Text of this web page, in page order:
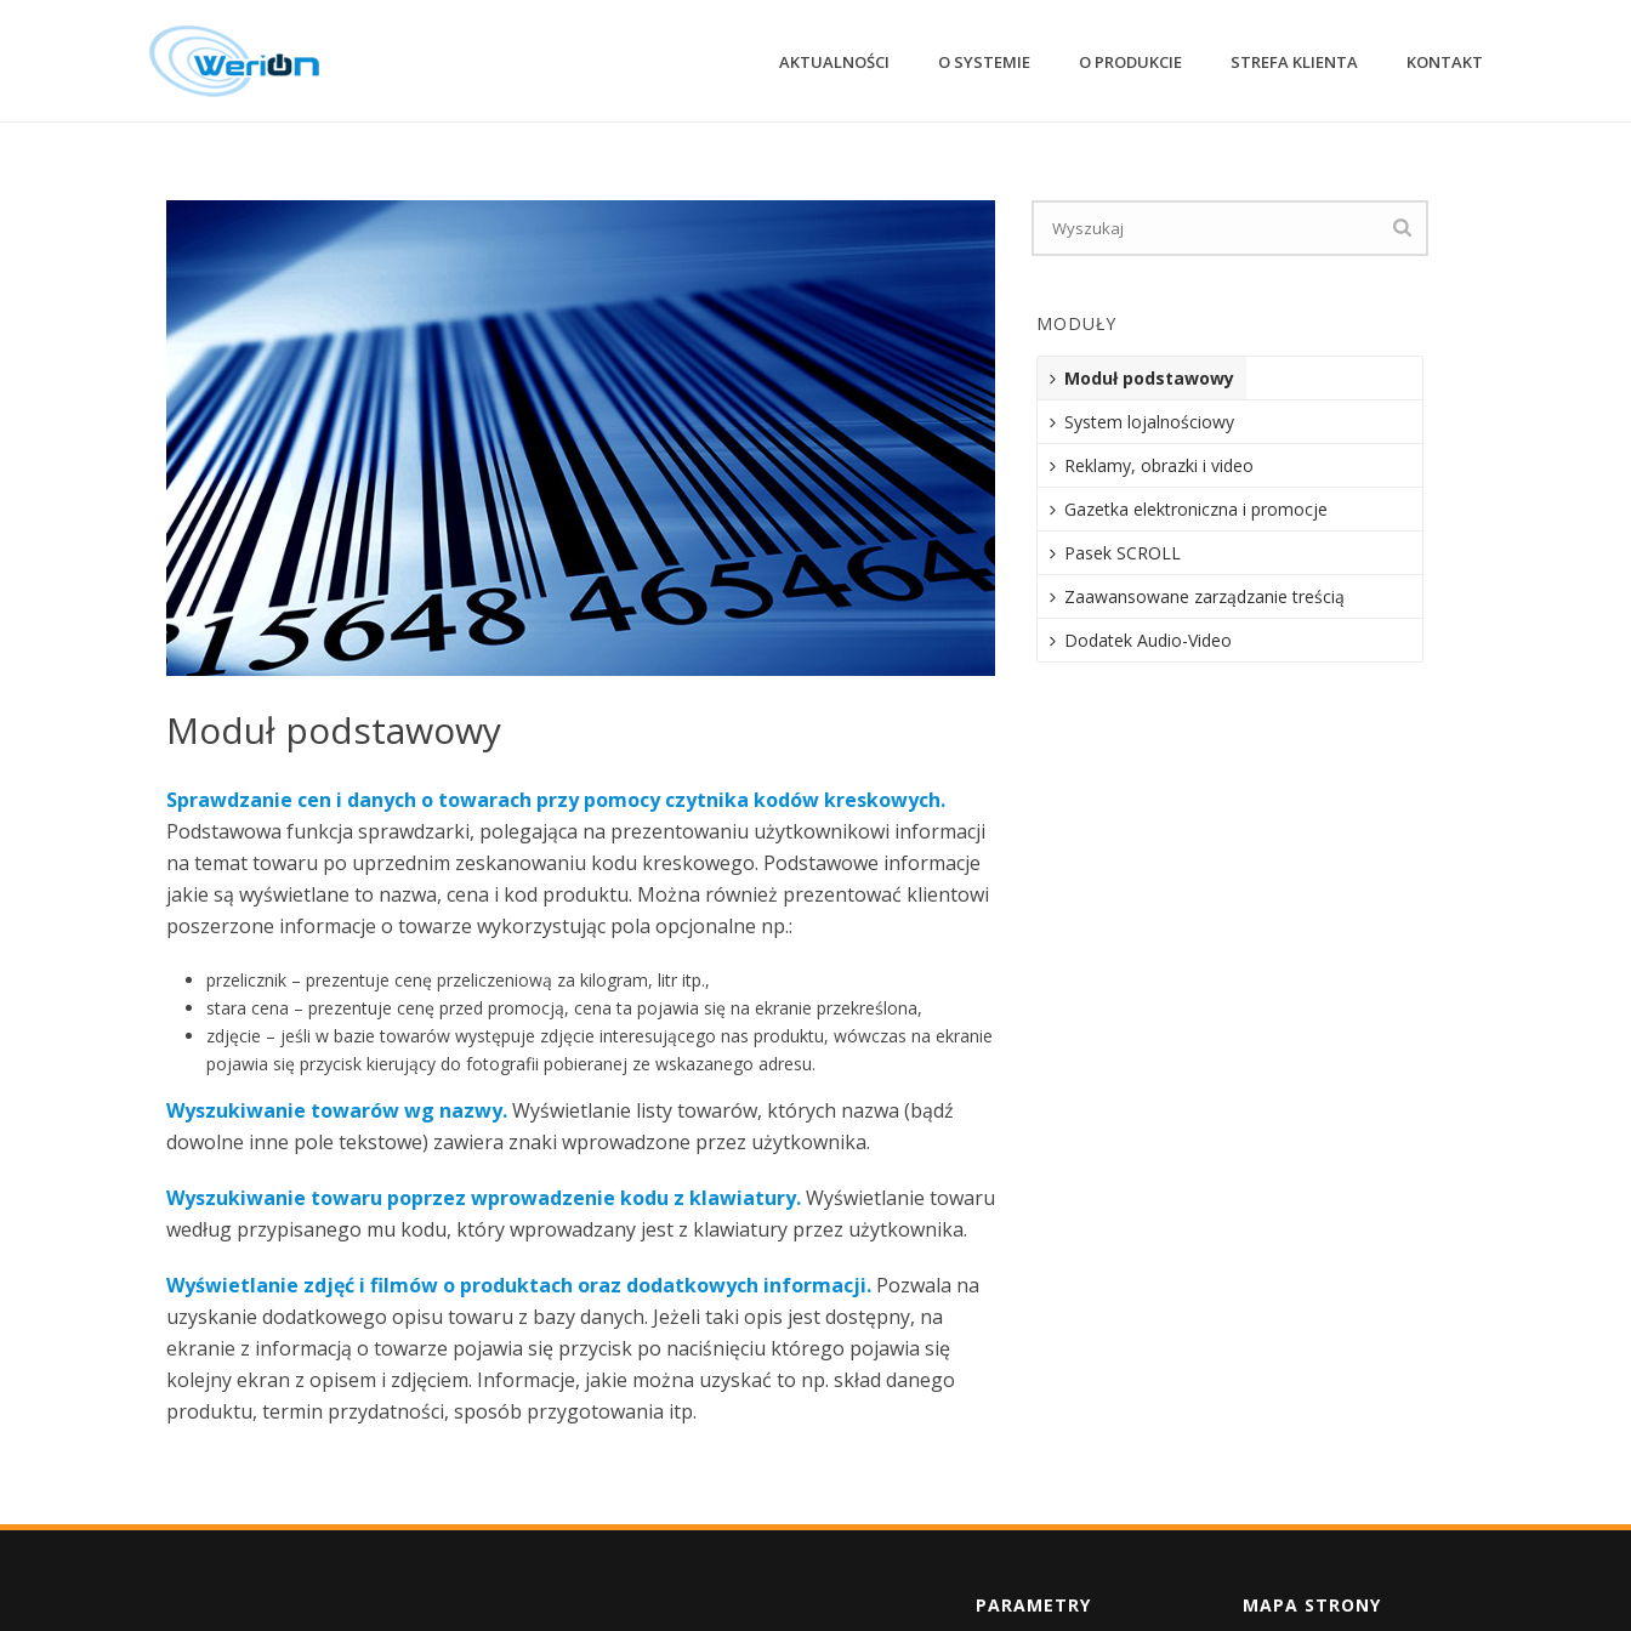
AKTUALNOŚCI O SYSTEMIE O PRODUKCIE STREFA KLIENTA KONTAKT
Moduł podstawowy
Sprawdzanie cen i danych o towarach przy pomocy czytnika kodów kreskowych.
Podstawowa funkcja sprawdzarki, polegająca na prezentowaniu użytkownikowi informacji
na temat towaru po uprzednim zeskanowaniu kodu kreskowego. Podstawowe informacje
jakie są wyświetlane to nazwa, cena i kod produktu. Można również prezentować klientowi
poszerzone informacje o towarze wykorzystując pola opcjonalne np.:
przelicznik – prezentuje cenę przeliczeniową za kilogram, litr itp.,
stara cena – prezentuje cenę przed promocją, cena ta pojawia się na ekranie przekreślona,
zdjęcie – jeśli w bazie towarów występuje zdjęcie interesującego nas produktu, wówczas na ekranie
pojawia się przycisk kierujący do fotografii pobieranej ze wskazanego adresu.
Wyszukiwanie towarów wg nazwy.Wyświetlanie listy towarów, których nazwa (bądź
dowolne inne pole tekstowe) zawiera znaki wprowadzone przez użytkownika.
Wyszukiwanie towaru poprzez wprowadzenie kodu z klawiatury.Wyświetlanie towaru
według przypisanego mu kodu, który wprowadzany jest z klawiatury przez użytkownika.
Wyświetlanie zdjęć i filmów o produktach oraz dodatkowych informacji. Pozwala na
uzyskanie dodatkowego opisu towaru z bazy danych. Jeżeli taki opis jest dostępny, na
ekranie z informacją o towarze pojawia się przycisk po naciśnięciu którego pojawia się
kolejny ekran z opisem i zdjęciem. Informacje, jakie można uzyskać to np. skład danego
produktu, termin przydatności, sposób przygotowania itp.
MODUŁY
Moduł podstawowy
System lojalnościowy
Reklamy, obrazki i video
Gazetka elektroniczna i promocje
Pasek SCROLL
Zaawansowane zarządzanie treścią
Dodatek Audio-Video
PARAMETRY MAPA STRONY